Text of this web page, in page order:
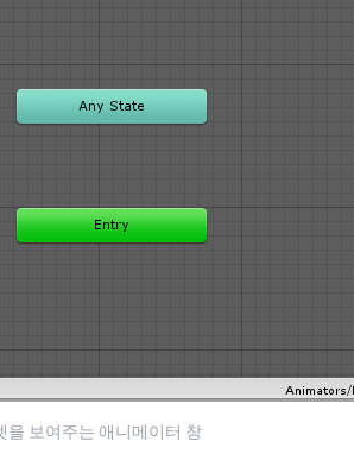
을 보여주는 애니메이터 창